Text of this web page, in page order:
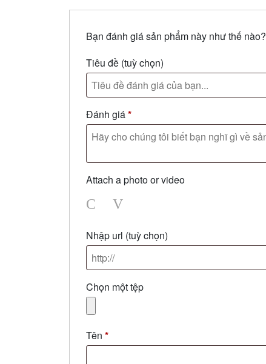
Bạn đánh giá sản phẩm này như thế nào?
Tiêu đề (tuỳ chọn)
Đánh giá*
Attach a photo or video
Photo
Nhập url (tuỳ chọn)
Chọn một tệp
Tên *